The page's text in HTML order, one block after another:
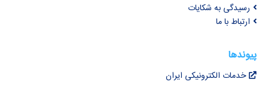
رسیدگی به شکایات
ارتباط با ما
پیوندها
خدمات الکترونیکی ایران